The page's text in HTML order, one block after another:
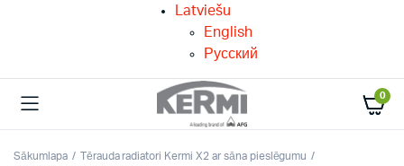
Latviešu
English
Русский
0
Sākumlapa
Tērauda radiatori Kermi X2 ar sāna pieslēgumu